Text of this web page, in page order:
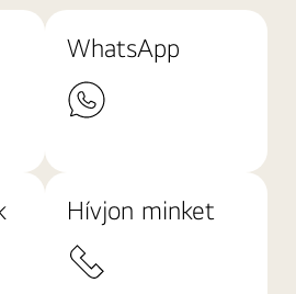
WhatsApp
Hívjon minket